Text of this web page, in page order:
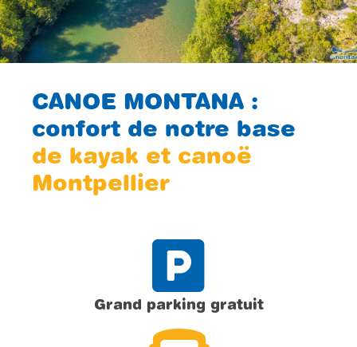
CANOE MONTANA :
confort de notre base
de kayak et canoë
Montpellier
Grand parking gratuit